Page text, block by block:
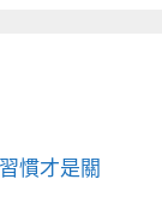
慣才是關